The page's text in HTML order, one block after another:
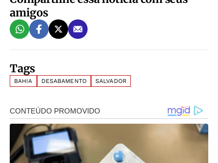
amigos
Tags
BAHIA DESABAMENTO SALVADOR